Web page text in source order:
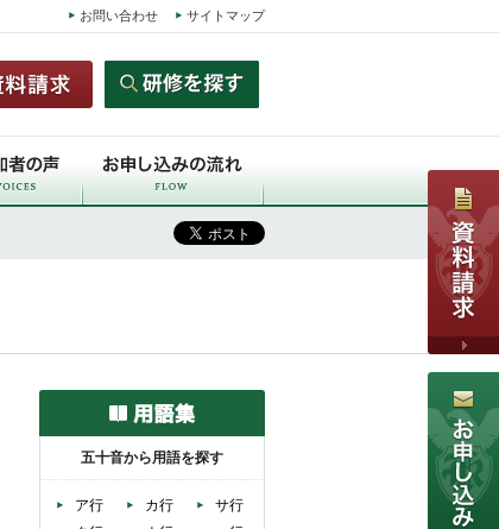
サイトマップ
お問い合わせ
五十音から用語を探す
ア行 カ行
サ行